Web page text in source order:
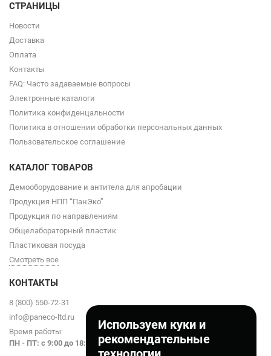
Используем куки и
рекомендательные
СТРАНИЦЫ
Новости
Доставка
Оплата
Контакты
FAQ: Часто задаваемые вопросы
Электронные каталоги
Политика конфиденцальности
Политика в отношении обработки персональных данных
Пользовательское соглашение
КАТАЛОГ ТОВАРОВ
Демооборудование и антитела для апробации
Продукция НПП “ПанЭко”
Продукция по направлениям
Общелабораторный пластик
Пластиковая посуда
Смотреть все
КОНТАКТЫ
8 (800) 550-72-31
info@paneco-ltd.ru
Время работы:
ПН - ПТ: с 9:00 до 18:00